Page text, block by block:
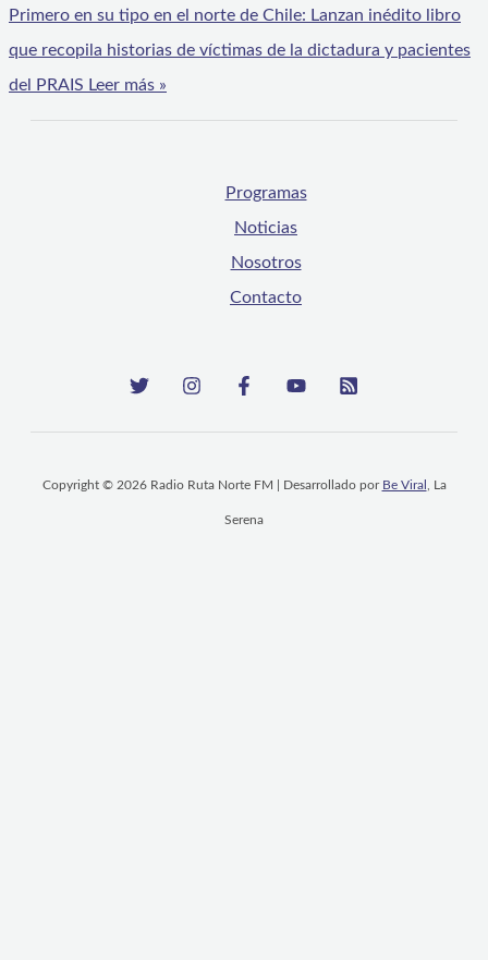
Primero en su tipo en el norte de Chile: Lanzan inédito libro
que recopila historias de víctimas de la dictadura y pacientes
del PRAIS Leer más »
Programas
Noticias
Nosotros
Contacto
Copyright © 2026 Radio Ruta Norte FM | Desarrollado por Be Viral , La
Serena